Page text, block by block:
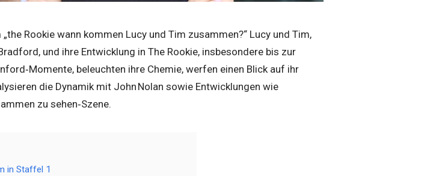
the Rookie wann kommen Lucy und Tim zusammen?“ Lucy und Tim,
und ihre Entwicklung in The Rookie, insbesondere bis zur
beleuchten ihre Chemie, werfen einen Blick auf ihr
die Dynamik mit John Nolan sowie Entwicklungen wie
zu sehen‑Szene.
in Staffel 1